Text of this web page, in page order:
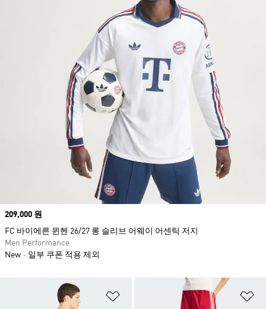
위시리스트 담기
Price
209,000 원
FC 바이에른 뮌헨 26/27 롱 슬리브 어웨이 어센틱 저지
Men Performance
New
일부 쿠폰 적용 제외